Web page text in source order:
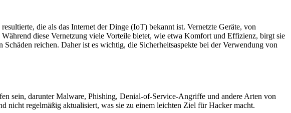
die als das Internet der Dinge (IoT) bekannt ist. Vernetzte Geräte, von
diese Vernetzung viele Vorteile bietet, wie etwa Komfort und Effizienz, birgt sie
reichen. Daher ist es wichtig, die Sicherheitsaspekte bei der Verwendung von
sein, darunter Malware, Phishing, Denial-of-Service-Angriffe und andere Arten von
nicht regelmäßig aktualisiert, was sie zu einem leichten Ziel für Hacker macht.